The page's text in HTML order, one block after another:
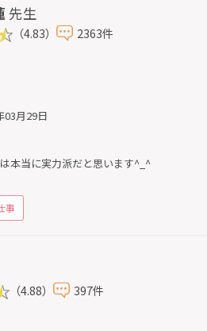
先生
（4.83） 2363件
03月29日
本当に実力派だと思います^_^
事
（4.88） 397件